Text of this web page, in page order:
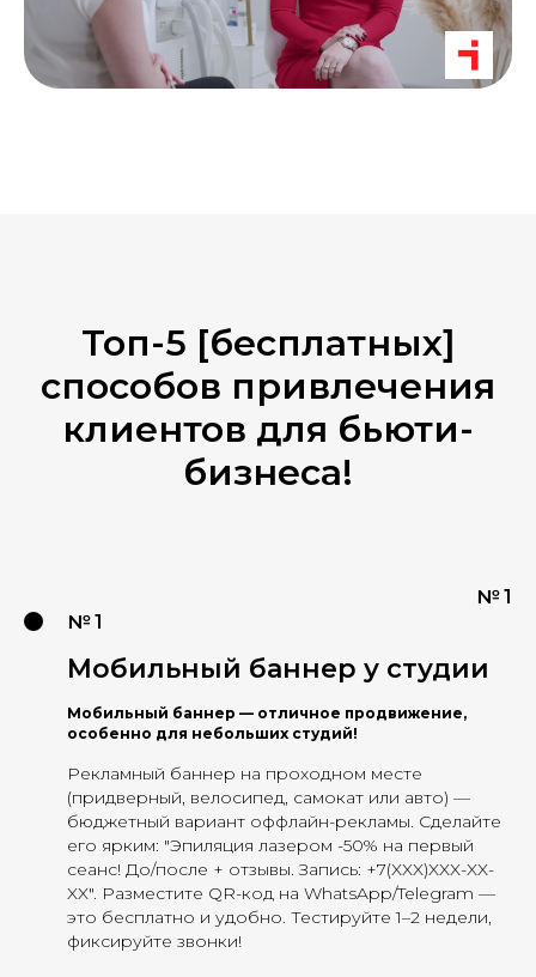
Топ-5 [бесплатных]
способов привлечения
клиентов для бьюти-
бизнеса!
№ 1
№ 1
Мобильный баннер у студии
Мобильный баннер — отличное продвижение,
особенно для небольших студий!
Рекламный баннер на проходном месте
(придверный, велосипед, самокат или авто) —
бюджетный вариант оффлайн-рекламы. Сделайте
его ярким: "Эпиляция лазером -50% на первый
сеанс! До/после + отзывы. Запись: +7(XXX)XXX-XX-
XX". Разместите QR-код на WhatsApp/Telegram —
это бесплатно и удобно. Тестируйте 1–2 недели,
фиксируйте звонки!